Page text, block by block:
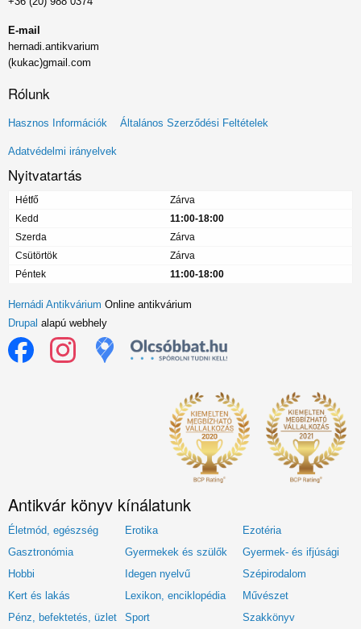
E-mail
hernadi.antikvarium
(kukac)gmail.com
Rólunk
Lábléc
menü
Hasznos Információk Általános Szerződési Feltételek
Adatvédelmi irányelvek
Nyitvatartás
Hétfő
Zárva
Kedd
11:00-18:00
Szerda
Zárva
Csütörtök
Zárva
Péntek
11:00-18:00
Hernádi Antikvárium Online antikvárium
Drupal alapú webhely
Antikvár könyv kínálatunk
Életmód, egészség Erotika
Ezotéria
Gasztronómia
Gyermekek és szülők
Gyermek- és ifjúsági
Hobbi
Idegen nyelvű
Szépirodalom
Kert és lakás
Lexikon, enciklopédia
Művészet
Pénz, befektetés, üzlet
Sport Szakkönyv